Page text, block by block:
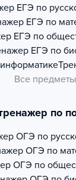
ЕГЭ по
ЕГЭ по
ЕГЭ по
ЕГЭ по
Все предметы
по
ОГЭ по
ОГЭ по
ОГЭ по